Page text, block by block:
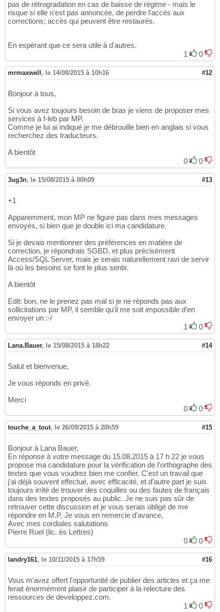
pas de rétrogradation en cas de baisse de régime - mais le
risque si elle n'est pas annoncée, de perdre l'accès aux
corrections; accès qui peuvent être restaurés.
En espérant que ce sera utile à d'autres.
1
0
mrmaxwell , le 14/08/2015 à 10h16 #12
Bonjour à tous,
Si vous avez toujours besoin de bras je viens de proposer mes
services à f-leb par MP.
Comme je lui ai indiqué je me débrouille bien en anglais si vous
recherchez des traducteurs.
A bientôt
0
0
3ug3n, le 15/08/2015 à 00h09 #13
+1
Apparemment, mon MP ne figure pas dans mes messages
envoyés, si bien que je double ici ma candidature.
Si je devais mentionner des préférences en matière de
correction, je répondrais SGBD, et plus précisément
Access/SQL Server, mais je serais naturellement ravi de servir
là où les besoins se font le plus sentir.
A bientôt
Edit: bon, ne le prenez pas mal si je ne réponds pas aux
sollicitations par MP, il semble qu'il me soit impossible d'en
envoyer un :-/
1
0
Lana.Bauer, le 15/08/2015 à 18h22 #14
Salut et bienvenue,
Je vous réponds en privé.
Merci
0
0
touche_a_tout, le 26/09/2015 à 20h59 #15
Bonjour à Lana Bauer,
En réponse à votre message du 15.08.2015 à 17 h 22 je vous
propose ma candidature pour la vérification de l'orthographe des
textes que vous voudrez bien me confier. C'est un travail que
j'ai déjà souvent effectué, avec efficacité, et d'autre part je suis
toujours irrité de trouver des coquilles ou des fautes de français
dans des textes proposés au public. Je ne suis pas sûr de
retrouver cette discussion et je vous serais obligé de me
répondre en M.P. Je vous en remercie d'avance,
Avec mes cordiales salutations
Pierre Ruel (lic. ès Lettres)
0
0
landry161, le 10/11/2015 à 17h59 #16
Vous m'avez offert l'opportunité de publier des articles et ça me
ferait énormément plaisir de participer à la relecture des
ressources de developpez.com.
1
0